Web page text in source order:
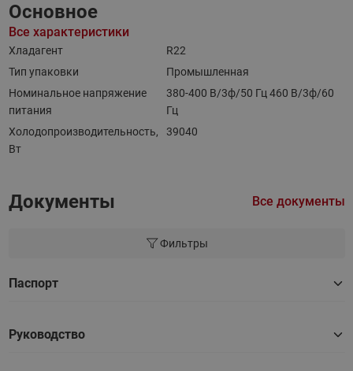
Основное
Все характеристики
Хладагент
R22
Тип упаковки
Промышленная
Номинальное напряжение
питания
380-400 B/3ф/50 Гц 460 B/3ф/60
Гц
Холодопроизводительность,
Вт
39040
Документы Все документы
Фильтры
Паспорт
Руководство